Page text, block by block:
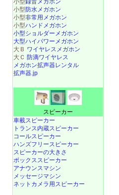
小型録音メガホン
小型防水メガホン
小型非常用メガホン
小型ハンドメガホン
小型ショルダーメガホン
大型ハイパワーメガホン
大Ｂ ワイヤレスメガホン
大Ｃ 防滴ワイヤレス
メガホン拡声器レンタル
拡声器.jp
スピーカー
車載スピーカー
トランス内蔵スピーカー
コールスピーカー
ハンズフリースピーカー
スピーカーの大きさ
ボックススピーカー
アナウンスマシン
メッセージマシン
ネットカメラ用スピーカー